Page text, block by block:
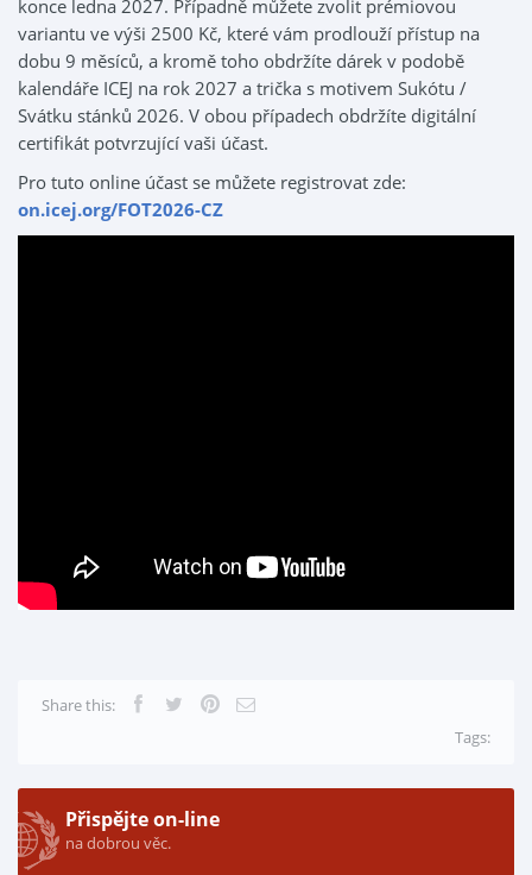
konce ledna 2027. Případně můžete zvolit prémiovou
variantu ve výši 2500 Kč, které vám prodlouží přístup na
dobu 9 měsíců, a kromě toho obdržíte dárek v podobě
kalendáře ICEJ na rok 2027 a trička s motivem Sukótu /
Svátku stánků 2026. V obou případech obdržíte digitální
certifikát potvrzující vaši účast.
Pro tuto online účast se můžete registrovat zde:
on.icej.org/FOT2026-CZ
Share this:
Tags:
Přispějte on-line
na dobrou věc.